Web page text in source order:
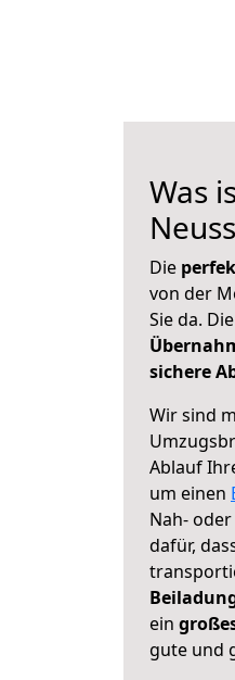
Was
Die
von der
Sie da.
sichere
Wir sind
Ablauf
um einen
Nah- oder
dafür,
ein
gute und